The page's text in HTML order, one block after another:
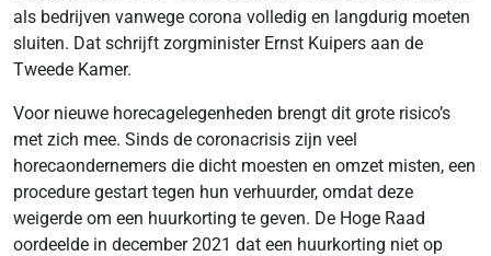
als bedrijven vanwege corona volledig en langdurig moeten
sluiten. Dat schrijft zorgminister Ernst Kuipers aan de
Tweede Kamer.
Voor nieuwe horecagelegenheden brengt dit grote risico’s
met zich mee. Sinds de coronacrisis zijn veel
horecaondernemers die dicht moesten en omzet misten, een
procedure gestart tegen hun verhuurder, omdat deze
weigerde om een huurkorting te geven. De Hoge Raad
oordeelde in december 2021 dat een huurkorting niet op